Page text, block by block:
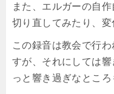
また、エルガーの自
切り直してみたり、変
この録音は教会で行
すが、それにしては
っと響き過ぎなところ